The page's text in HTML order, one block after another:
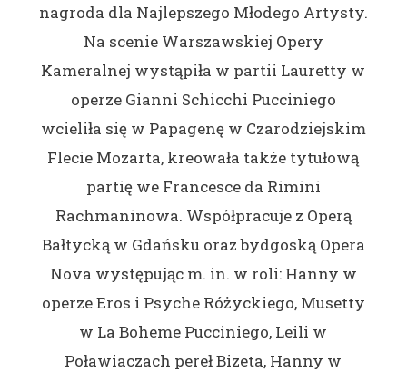
nagroda dla Najlepszego Młodego Artysty.
Na scenie Warszawskiej Opery
Kameralnej wystąpiła w partii Lauretty w
operze Gianni Schicchi Pucciniego
wcieliła się w Papagenę w Czarodziejskim
Flecie Mozarta, kreowała także tytułową
partię we Francesce da Rimini
Rachmaninowa. Współpracuje z Operą
Bałtycką w Gdańsku oraz bydgoską Opera
Nova występując m. in. w roli: Hanny w
operze Eros i Psyche Różyckiego, Musetty
w La Boheme Pucciniego, Leili w
Poławiaczach pereł Bizeta, Hanny w